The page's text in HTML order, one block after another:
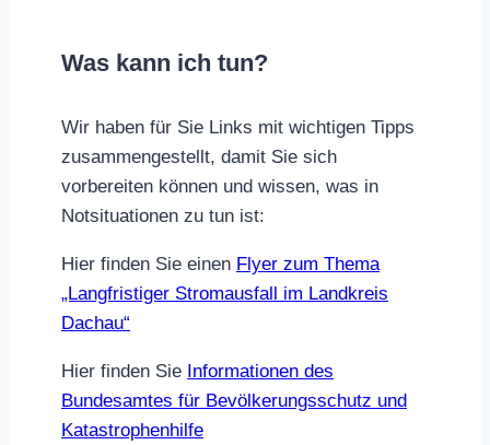
Was kann ich tun?
Wir haben für Sie Links mit wichtigen Tipps
zusammengestellt, damit Sie sich
vorbereiten können und wissen, was in
Notsituationen zu tun ist:
Hier finden Sie einen Flyer zum Thema
„Langfristiger Stromausfall im Landkreis
Dachau“
Hier finden Sie Informationen des
Bundesamtes für Bevölkerungsschutz und
Katastrophenhilfe